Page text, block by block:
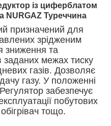
із циферблатом
NURGAZ Туреччина
призначений для
зрідженим
зниження та
заданих межах тиску
газів. Дозволяє
газу. У положенні
забезпечує
побутових
тощо.